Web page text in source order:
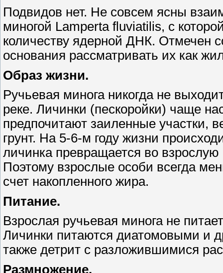
Подвидов нет. Не совсем ясны
миногой Lamperta fluviatilis, c
количеству ядерной ДНК. Отмечен
основания рассматривать их как
Образ жизни.
Ручьевая минога никогда не
реке. Личинки (пескоройки) чаще
предпочитают заиленные участки,
грунт. На 5-6-м году жизни
личинка превращается во
Поэтому взрослые особи всегда
счет накопленного жира.
Питание.
Взрослая ручьевая минога не
Личинки питаются диатомовыми и
также детрит с разложившимися
Размножение.